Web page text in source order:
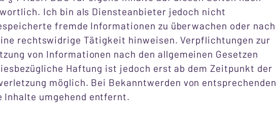
Ich bin als Diensteanbieter jedoch nicht
fremde Informationen zu überwachen oder nach
rechtswidrige Tätigkeit hinweisen. Verpflichtungen zur
von Informationen nach den allgemeinen Gesetzen
Haftung ist jedoch erst ab dem Zeitpunkt der
möglich. Bei Bekanntwerden von entsprechenden
Inhalte umgehend entfernt.